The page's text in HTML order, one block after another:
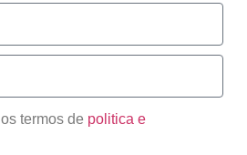
termos de politica e